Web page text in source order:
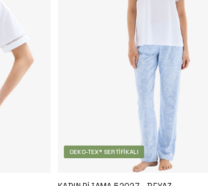
OEKO-TEX® SERTIFIKALI